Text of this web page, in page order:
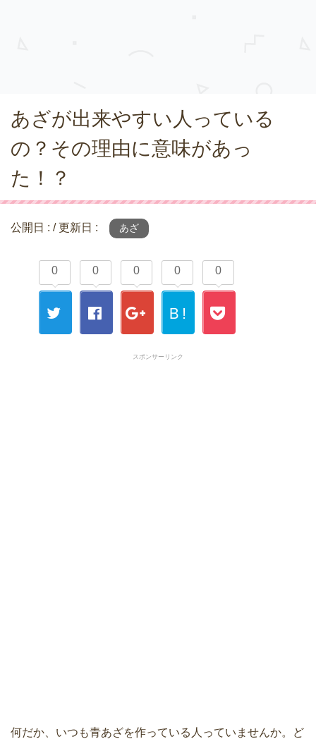
あざが出来やすい人っている
の？その理由に意味があっ
た！？
公開日 : / 更新日 : あざ
0 0 0
Goo
0
Ｂ!
Boo
0
スポンサーリンク
何だか、いつも青あざを作っている人っていませんか。ど